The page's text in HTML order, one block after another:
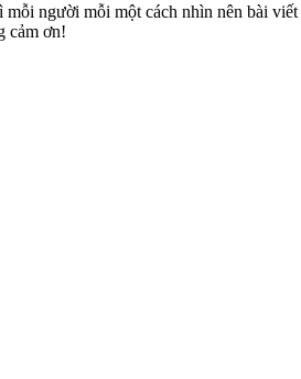
người mỗi một cách nhìn nên bài
cảm ơn!